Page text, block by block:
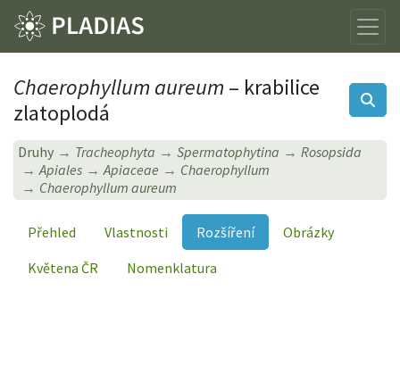
Chaerophyllum aureum – krabilice
zlatoplodá
Druhy Tracheophyta Spermatophytina
Rosopsida
Apiales
Apiaceae
Chaerophyllum
Chaerophyllum aureum
Přehled Vlastnosti Rozšíření
Obrázky
Květena ČR
Nomenklatura